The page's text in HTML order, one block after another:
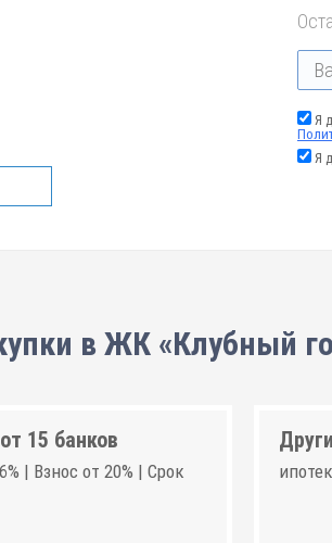
Я
Я
в ЖК «Клубный
15 банков
| Взнос от 20% | Срок